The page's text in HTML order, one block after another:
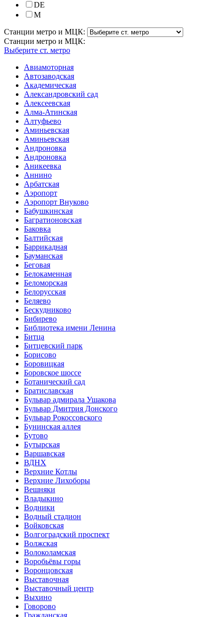
DE
M
Станции метро и МЦК:
Станции метро и МЦК:
Выберите ст. метро
Авиамоторная
Автозаводская
Академическая
Александровский сад
Алексеевская
Алма-Атинская
Алтуфьево
Аминьевская
Аминьевская
Андроновка
Андроновка
Аникеевка
Аннино
Арбатская
Аэропорт
Аэропорт Внуково
Бабушкинская
Багратионовская
Баковка
Балтийская
Баррикадная
Бауманская
Беговая
Белокаменная
Беломорская
Белорусская
Беляево
Бескудниково
Бибирево
Библиотека имени Ленина
Битца
Битцевский парк
Борисово
Боровицкая
Боровское шоссе
Ботанический сад
Братиславская
Бульвар адмирала Ушакова
Бульвар Дмитрия Донского
Бульвар Рокоссовского
Бунинская аллея
Бутово
Бутырская
Варшавская
ВДНХ
Верхние Котлы
Верхние Лихоборы
Вешняки
Владыкино
Водники
Водный стадион
Войковская
Волгоградский проспект
Волжская
Волоколамская
Воробьёвы горы
Воронцовская
Выставочная
Выставочный центр
Выхино
Говорово
Гражданская